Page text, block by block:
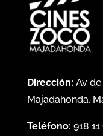
Dirección: Av de
Majadahonda,
Teléfono: 918